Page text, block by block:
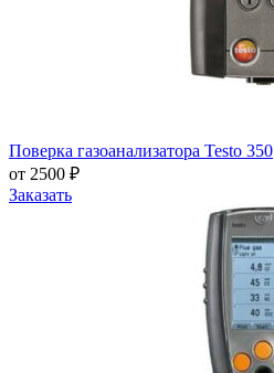
Поверка газоанализатора Testo 350
от 2500 ₽
Заказать